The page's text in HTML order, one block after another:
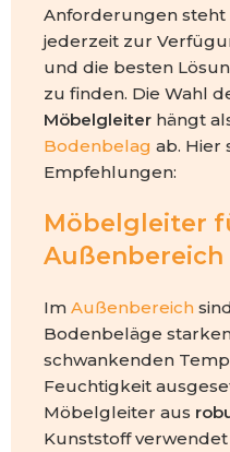
Anforderungen steht
jederzeit zur
und die besten
zu finden. Die Wahl
Möbelgleiter hängt
Bodenbelag ab. Hier
Empfehlungen:
Möbelgleiter
Außenbereich
Im Außenbereich
Bodenbeläge
schwankenden
Feuchtigkeit
Möbelgleiter aus
Kunststoff